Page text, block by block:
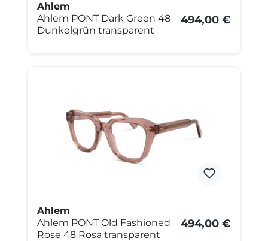
Ahlem
Ahlem PONT Dark Green 48
Dunkelgrün transparent
494,00 €
Ahlem
Ahlem PONT Old Fashioned
Rose 48 Rosa transparent
494,00 €